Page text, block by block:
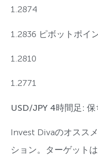
1.2874
1.2836 ピボットポイ
1.2810
1.2771
USD/JPY 4時間足: 保
Invest Divaのオスス
ション。ターゲットは